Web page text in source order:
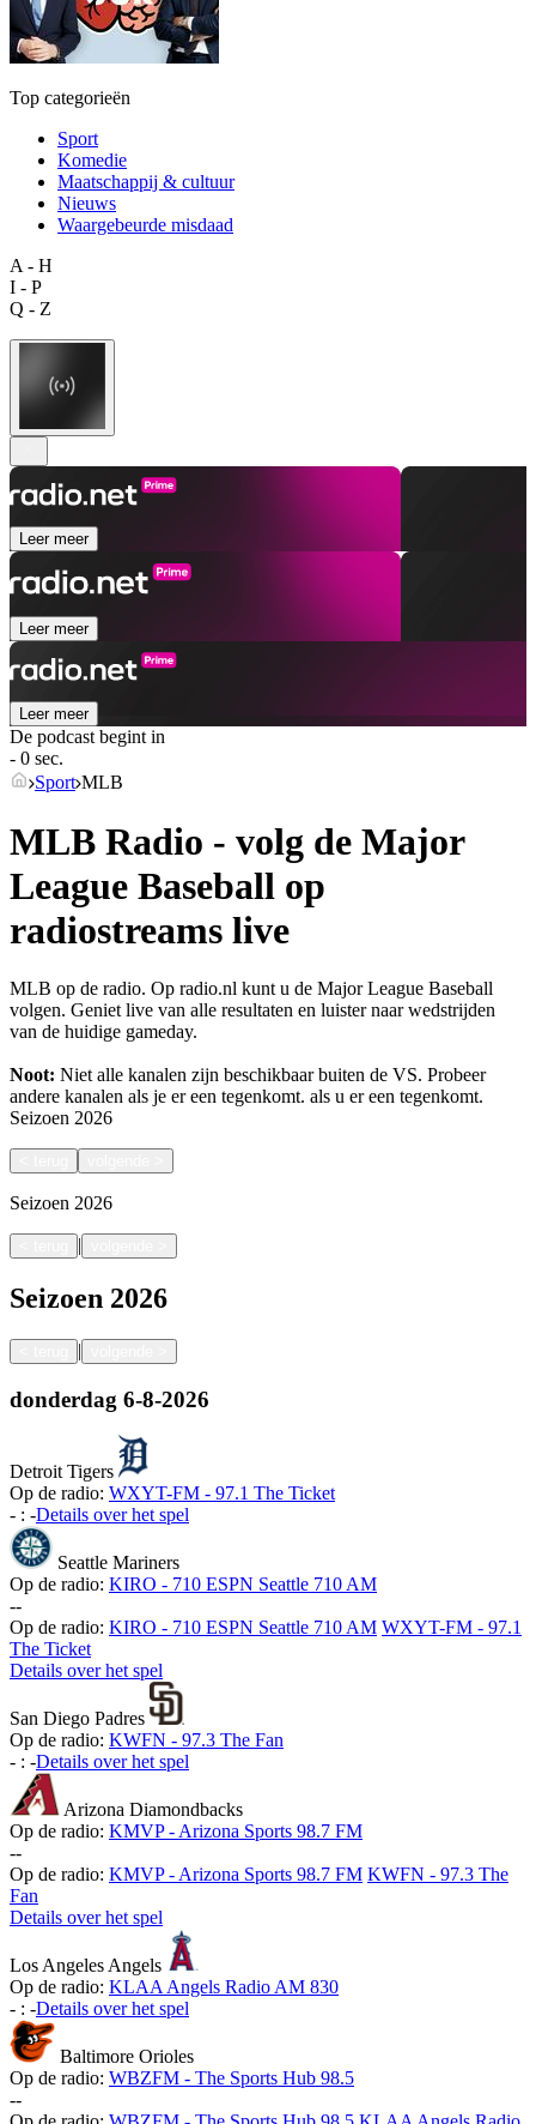
Top categorieën
Sport
Komedie
Maatschappij & cultuur
Nieuws
Waargebeurde misdaad
A - H
I - P
Q - Z
Leer meer
Leer meer
Leer meer
De podcast begint in
- 0 sec.
Sport MLB
MLB Radio - volg de Major
League Baseball op
radiostreams live
MLB op de radio. Op radio.nl kunt u de Major League Baseball
volgen. Geniet live van alle resultaten en luister naar wedstrijden
van de huidige gameday.
Noot: Niet alle kanalen zijn beschikbaar buiten de VS. Probeer
andere kanalen als je er een tegenkomt. als u er een tegenkomt.
Seizoen 2026
Seizoen 2026
|
Seizoen 2026
|
donderdag 6-8-2026
Detroit Tigers
Op de radio: WXYT-FM - 97.1 The Ticket
- : -Details over het spel
Seattle Mariners
Op de radio: KIRO - 710 ESPN Seattle 710 AM
--
Op de radio: KIRO - 710 ESPN Seattle 710 AM WXYT-FM - 97.1
The Ticket
Details over het spel
San Diego Padres
Op de radio: KWFN - 97.3 The Fan
- : -Details over het spel
Arizona Diamondbacks
Op de radio: KMVP - Arizona Sports 98.7 FM
--
Op de radio: KMVP - Arizona Sports 98.7 FM KWFN - 97.3 The
Fan
Details over het spel
Los Angeles Angels
Op de radio: KLAA Angels Radio AM 830
- : -Details over het spel
Baltimore Orioles
Op de radio: WBZFM - The Sports Hub 98.5
--